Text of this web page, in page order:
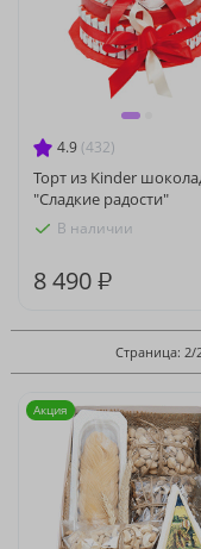
4.9 (432)
Торт из Kinder
"Сладкие радости"
В наличии
8 490 ₽
Страница: 2/
Акция